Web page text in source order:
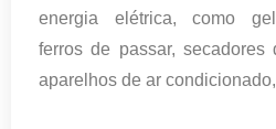
energia elétrica, como
ferros de passar, secadores
aparelhos de ar